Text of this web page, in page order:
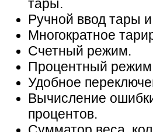
тары.
Ручной ввод тары
Многократное
Счетный режим.
Процентный
Удобное
Вычисление
процентов.